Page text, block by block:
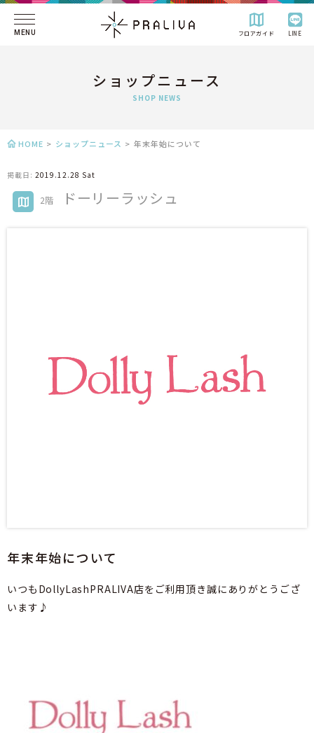
MENU フロアガイド LINE
ショップニュース
SHOP NEWS
HOME > ショップニュース > 年末年始について
掲載日: 2019.12.28 Sat
2階 ドーリーラッシュ
年末年始について
いつもDollyLashPRALIVA店をご利用頂き誠にありがとうござ
います♪